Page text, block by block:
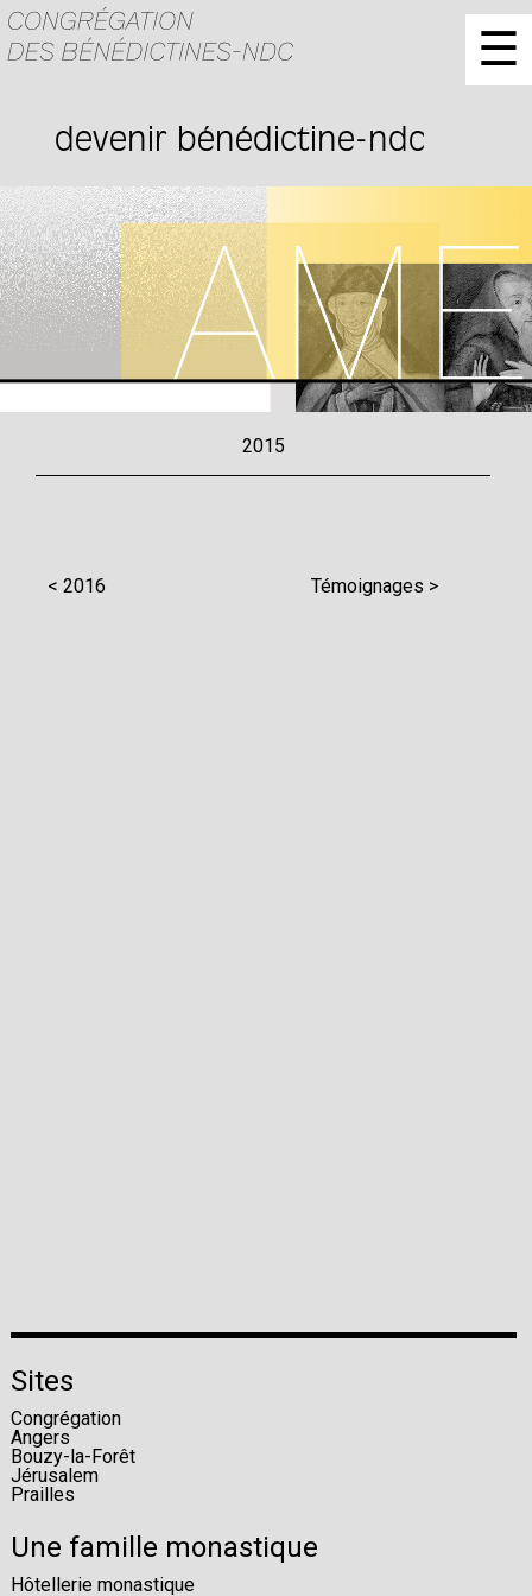
☰
devenir bénédictine-ndc
2015
< 2016 Témoignages >
Sites
Congrégation
Angers
Bouzy-la-Forêt
Jérusalem
Prailles
Une famille monastique
Hôtellerie monastique